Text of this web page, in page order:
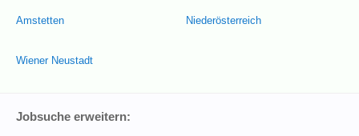
Amstetten
Wiener Neustadt
Niederösterreich
Jobsuche erweitern: